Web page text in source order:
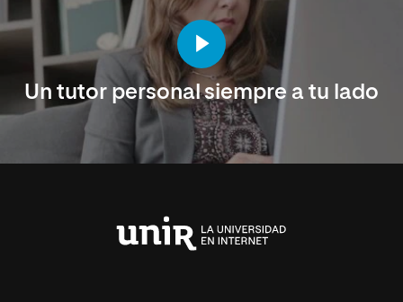
Un tutor personal siempre a tu lado